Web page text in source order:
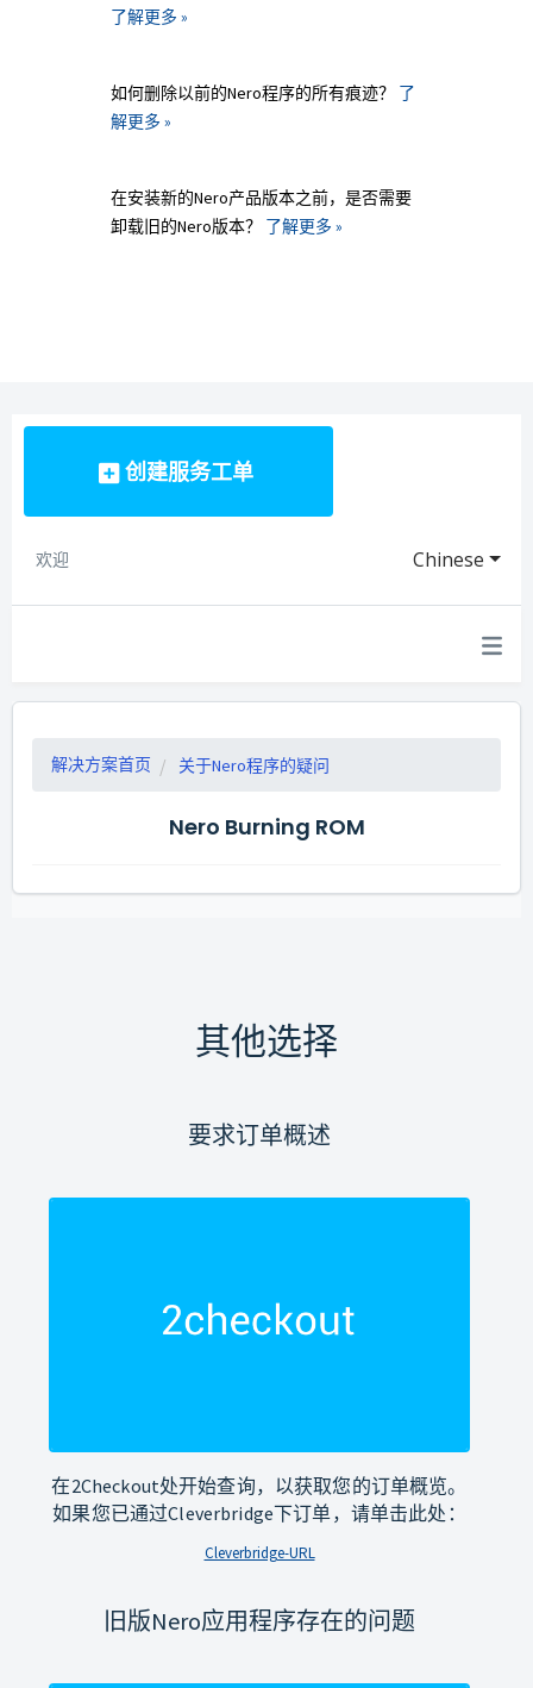
了解更多 »
如何删除以前的Nero程序的所有痕迹？
了
解更多 »
在安装新的Nero产品版本之前，是否需要
卸载旧的Nero版本？
了解更多 »
创建服务工单
Chinese
欢迎
解决方案首页 关于Nero程序的疑问
Nero Burning ROM
其他选择
要求订单概述
在2Checkout处开始查询，以获取您的订单概览。
如果您已通过Cleverbridge下订单，请单击此处：
Cleverbridge-URL
旧版Nero应用程序存在的问题